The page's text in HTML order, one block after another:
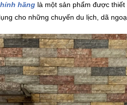
hãnglà một sản phẩm được
cho những chuyến du lịch, dã